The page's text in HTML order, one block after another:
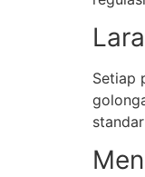
Setiap